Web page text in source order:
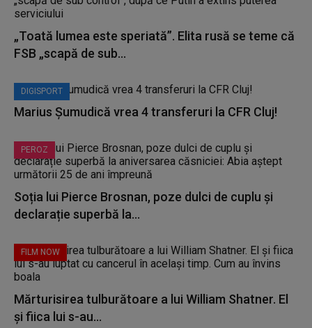
„Toată lumea este speriată”. Elita rusă se teme că
FSB „scapă de sub...
DIGISPORT
Marius Șumudică vrea 4 transferuri la CFR Cluj!
PEROZ
Soția lui Pierce Brosnan, poze dulci de cuplu și
declarație superbă la...
FILM NOW
Mărturisirea tulburătoare a lui William Shatner. El
și fiica lui s-au...